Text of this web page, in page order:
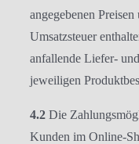
angegebenen
Umsatzsteuer
anfallende Liefer-
jeweiligen
4.2 Die
Kunden im Online-